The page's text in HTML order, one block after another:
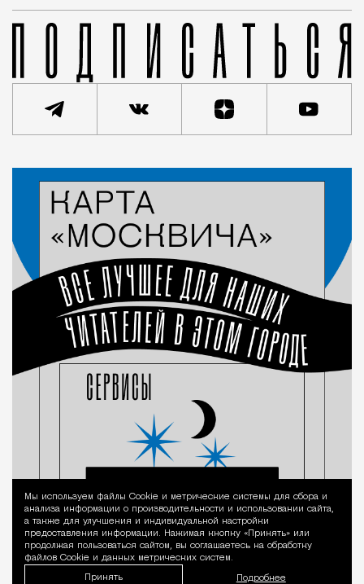
Уведомление
Мы используем файлы Сookie и метрические системы для сбора и
анализа информации о производительности и использовании сайта,
а также для улучшения и индивидуальной настройки
предоставления информации. Нажимая кнопку «Принять» или
продолжая пользоваться сайтом, вы соглашаетесь на обработку
файлов Cookie и данных метрических систем.
Принять Подробнее